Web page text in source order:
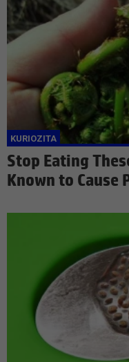
Stop Eating
Known to Cause